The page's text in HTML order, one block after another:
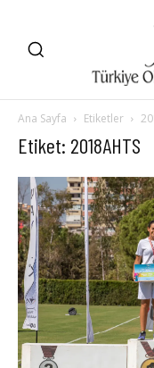
Ana Sayfa Etiketler
Etiket: 2018AHTS